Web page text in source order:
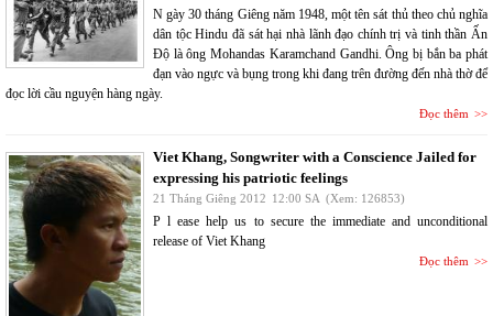
N gày 30 tháng Giêng năm 1948, một tên sát thủ theo chủ nghĩa
dân tộc Hindu đã sát hại nhà lãnh đạo chính trị và tinh thần Ấn
Độ là ông Mohandas Karamchand Gandhi. Ông bị bắn ba phát
đạn vào ngực và bụng trong khi đang trên đường đến nhà thờ để
đọc lời cầu nguyện hàng ngày.
Đọc thêm
Viet Khang, Songwriter with a Conscience Jailed for
expressing his patriotic feelings
21 Tháng Giêng 2012 12:00 SA (Xem: 126853)
P l ease help us to secure the immediate and unconditional
release of Viet Khang
Đọc thêm